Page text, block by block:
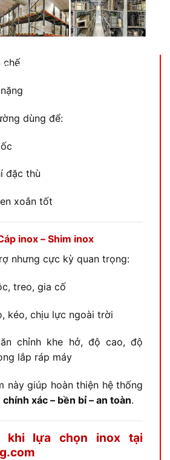
chế
dùng để:
đặc thù
xoắn tốt
inox – Shim inox
nhưng cực kỳ quan trọng:
treo, gia cố
kéo, chịu lực ngoài trời
chỉnh khe hở, độ cao, độ
lắp ráp máy
này giúp hoàn thiện hệ thống
chính xác – bền bỉ – an toàn.
khi lựa chọn inox tại
I’m not interested!